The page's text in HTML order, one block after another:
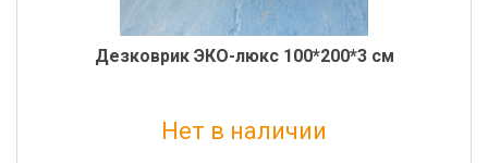
Дезковрик ЭКО-люкс 100*200*3 см
Нет в наличии